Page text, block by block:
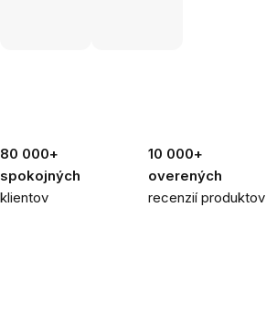
80 000+
spokojných
klientov
10 000+
overených
recenzií produktov